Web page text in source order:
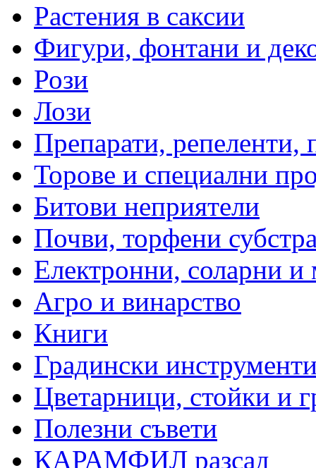
Растения в саксии
Фигури, фонтани и
Рози
Лози
Препарати,
Торове и специални
Битови неприятели
Почви, торфени
Електронни, соларни
Агро и винарство
Книги
Градински
Цветарници, стойки и
Полезни съвети
КАРАМФИЛ разсад